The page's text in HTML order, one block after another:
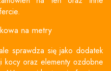
na metry
sprawdza się jako dodatek
oraz elementy ozdobne